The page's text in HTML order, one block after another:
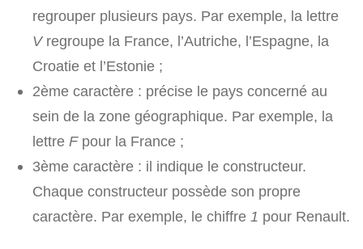
regrouper plusieurs pays. Par exemple, la lettre
V regroupe la France, l’Autriche, l’Espagne, la
Croatie et l’Estonie ;
2ème caractère : précise le pays concerné au
sein de la zone géographique. Par exemple, la
lettre Fpour la France ;
3ème caractère : il indique le constructeur.
Chaque constructeur possède son propre
caractère. Par exemple, le chiffre 1 pour Renault.